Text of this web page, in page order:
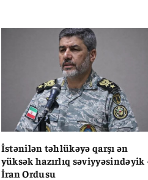
İstənilən təhlükəyə qarşı ən
yüksək hazırlıq səviyyəsindəyik
İran Ordusu